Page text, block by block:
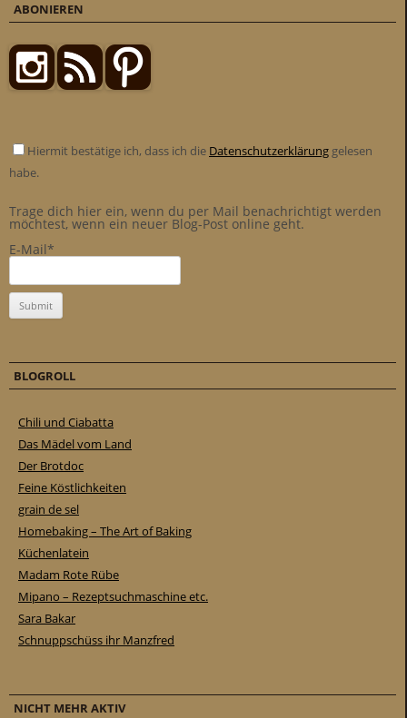
ABONIEREN
Hiermit bestätige ich, dass ich die Datenschutzerklärung gelesen
habe.
Trage dich hier ein, wenn du per Mail benachrichtigt werden
möchtest, wenn ein neuer Blog-Post online geht.
E-Mail*
BLOGROLL
Chili und Ciabatta
Das Mädel vom Land
Der Brotdoc
Feine Köstlichkeiten
grain de sel
Homebaking – The Art of Baking
Küchenlatein
Madam Rote Rübe
Mipano – Rezeptsuchmaschine etc.
Sara Bakar
Schnuppschüss ihr Manzfred
NICHT MEHR AKTIV